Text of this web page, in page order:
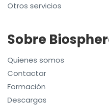
Otros servicios
Sobre
Quienes somos
Contactar
Formación
Descargas